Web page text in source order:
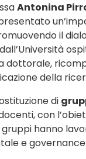
Antonina
il
della
di
con
hanno
e